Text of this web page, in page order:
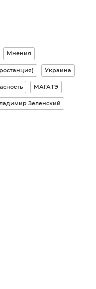
Мнения
Украина
МАГАТЭ
Зеленский